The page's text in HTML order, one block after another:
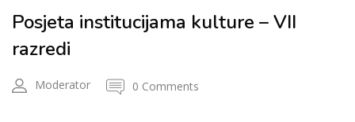
Posjeta institucijama kulture – VII
razredi
Moderator 0 Comments